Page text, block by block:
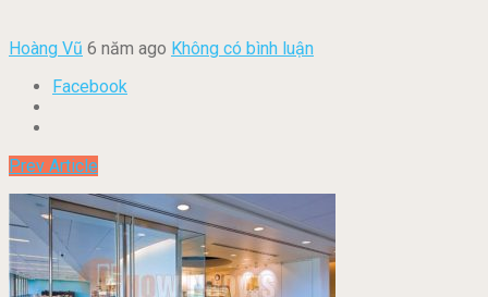
Hoàng Vũ 6 năm ago Không có bình luận
Facebook
Prev Article